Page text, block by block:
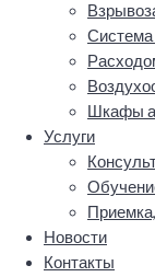
Система
Шкафы
Услуги
Новости
Контакты